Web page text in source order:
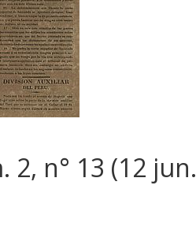
2, n° 13 (12 jun.